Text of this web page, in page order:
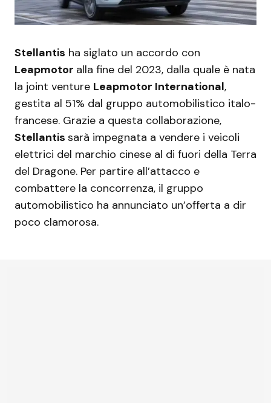
Stellantis ha siglato un accordo con
Leapmotor alla fine del 2023, dalla quale è nata
la joint venture Leapmotor International,
gestita al 51% dal gruppo automobilistico italo-
francese. Grazie a questa collaborazione,
Stellantis sarà impegnata a vendere i veicoli
elettrici del marchio cinese al di fuori della Terra
del Dragone. Per partire all’attacco e
combattere la concorrenza, il gruppo
automobilistico ha annunciato un’offerta a dir
poco clamorosa.